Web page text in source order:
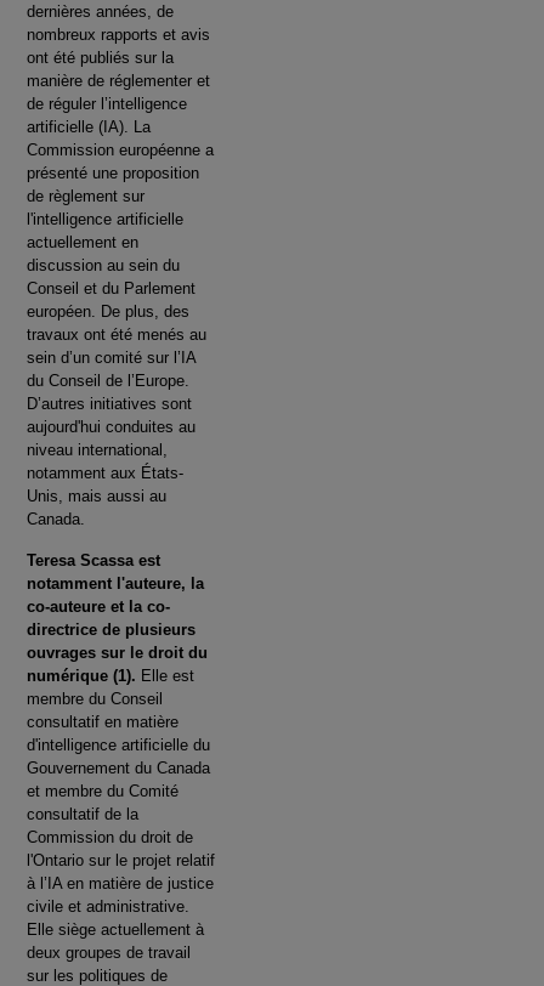
dernières années, de
nombreux rapports et avis
ont été publiés sur la
manière de réglementer et
de réguler l’intelligence
artificielle (IA). La
Commission européenne a
présenté une proposition
de règlement sur
l'intelligence artificielle
actuellement en
discussion au sein du
Conseil et du Parlement
européen. De plus, des
travaux ont été menés au
sein d’un comité sur l’IA
du Conseil de l’Europe.
D’autres initiatives sont
aujourd'hui conduites au
niveau international,
notamment aux États-
Unis, mais aussi au
Canada.
Teresa Scassa est
notamment l'auteure, la
co-auteure et la co-
directrice de plusieurs
ouvrages sur le droit du
numérique (1). Elle est
membre du Conseil
consultatif en matière
d'intelligence artificielle du
Gouvernement du Canada
et membre du Comité
consultatif de la
Commission du droit de
l'Ontario sur le projet relatif
à l’IA en matière de justice
civile et administrative.
Elle siège actuellement à
deux groupes de travail
sur les politiques de